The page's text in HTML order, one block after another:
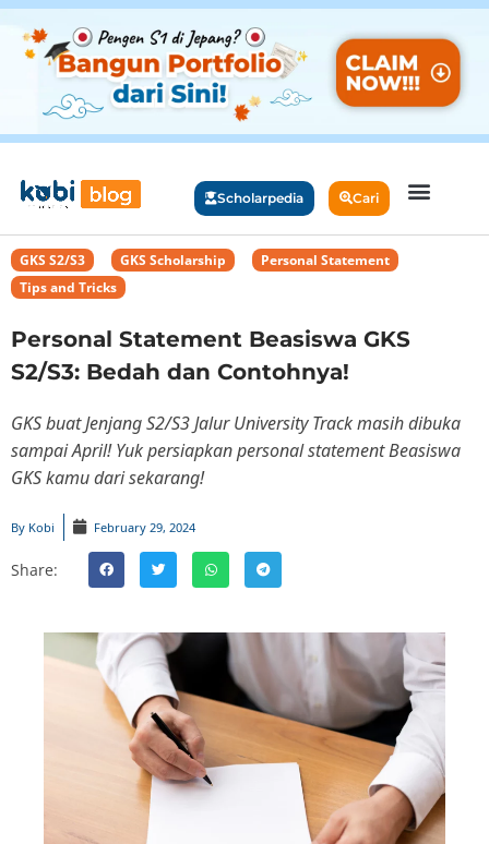
Scholarpedia Cari
GKS S2/S3 GKS Scholarship Personal Statement
Tips and Tricks
Personal Statement Beasiswa GKS
S2/S3: Bedah dan Contohnya!
GKS buat Jenjang S2/S3 Jalur University Track masih dibuka
sampai April! Yuk persiapkan personal statement Beasiswa
GKS kamu dari sekarang!
By Kobi February 29, 2024
Share: